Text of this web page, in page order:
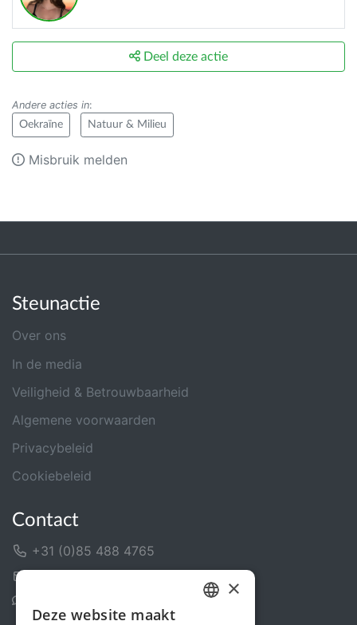
Deel deze actie
Andere acties in:
Oekraïne Natuur & Milieu
Misbruik melden
Steunactie
Over ons
In de media
Veiligheid & Betrouwbaarheid
Algemene voorwaarden
Privacybeleid
Cookiebeleid
Contact
+31 (0)85 488 4765
×
Deze website maakt